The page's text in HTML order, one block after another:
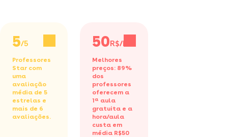
5/5
Professores
Star com
uma
avaliação
média de 5
estrelas e
mais de 6
avaliações.
50R$/h
Melhores
preços: 89%
dos
professores
oferecem a
1ª aula
gratuita e a
hora/aula
custa em
média R$50